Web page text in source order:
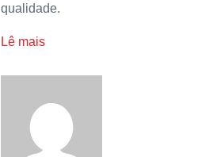
qualidade.
Lê mais